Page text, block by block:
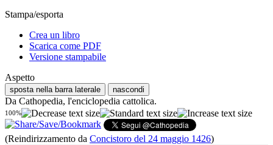
Stampa/esporta
Crea un libro
Scarica come PDF
Versione stampabile
Aspetto
sposta nella barra laterale nascondi
Da Cathopedia, l'enciclopedia cattolica.
100%
(Reindirizzamento da Concistoro del 24 maggio 1426)